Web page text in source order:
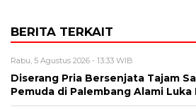
BERITA TERKAIT
Rabu, 5 Agustus 2026 - 13:33 WIB
Diserang Pria Bersenjata Tajam
Pemuda di Palembang Alami Luka